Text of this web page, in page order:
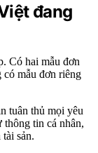
đang
Có hai mẫu đơn
mẫu đơn riêng
tuân thủ mọi yêu
tin cá nhân,
sản.